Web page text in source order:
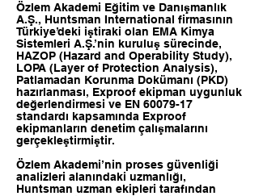
Özlem Akademi Eğitim ve Danışmanlık
A.Ş., Huntsman International firmasının
Türkiye’deki iştiraki olan EMA Kimya
Sistemleri A.Ş.’nin kuruluş sürecinde,
HAZOP (Hazard and Operability Study),
LOPA (Layer of Protection Analysis),
Patlamadan Korunma Dokümanı (PKD)
hazırlanması, Exproof ekipman uygunluk
değerlendirmesi ve EN 60079-17
standardı kapsamında Exproof
ekipmanların denetim çalışmalarını
gerçekleştirmiştir.
Özlem Akademi’nin proses güvenliği
analizleri alanındaki uzmanlığı,
Huntsman uzman ekipleri tarafından